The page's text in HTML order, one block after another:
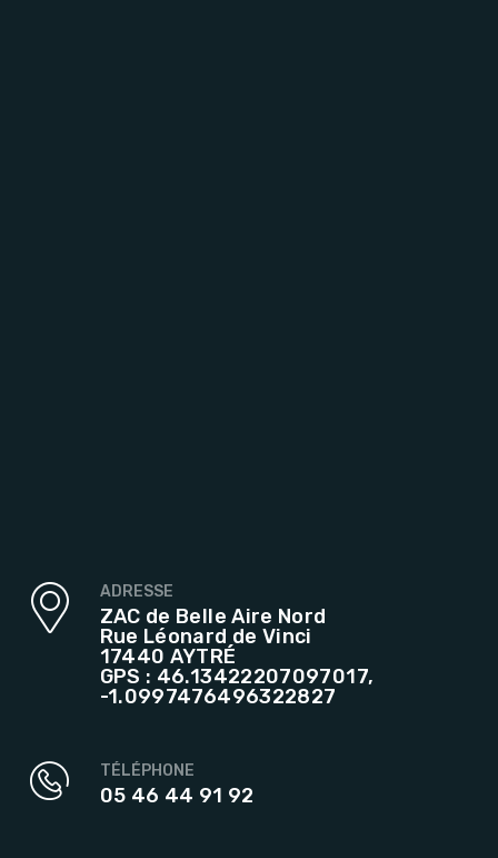
ADRESSE
ZAC de Belle Aire Nord
Rue Léonard de Vinci
17440 AYTRÉ
GPS : 46.13422207097017,
-1.0997476496322827
TÉLÉPHONE
05 46 44 91 92